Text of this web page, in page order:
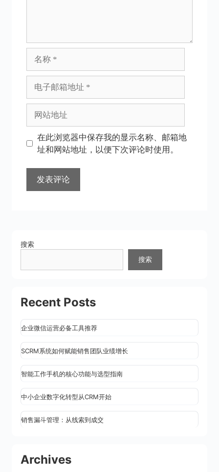
邮
地
址
址
在此浏览器中保存我的显示名称、邮箱地
址和网站地址，以便下次评论时使用。
搜索
搜索
Recent Posts
企业微信运营必备工具推荐
SCRM系统如何赋能销售团队业绩增长
智能工作手机的核心功能与选型指南
中小企业数字化转型从CRM开始
销售漏斗管理：从线索到成交
Archives